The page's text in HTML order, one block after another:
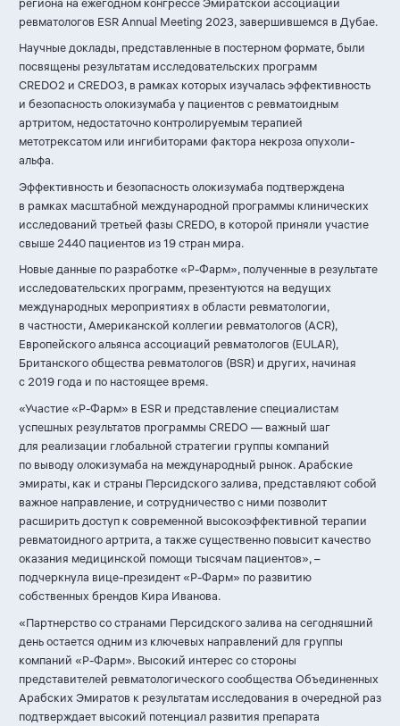
ревматологов ESR Annual Meeting 2023, завершившемся в Дубае.
Научные доклады, представленные в постерном формате, были
посвящены результатам исследовательских программ
CREDO2 и CREDO3, в рамках которых изучалась эффективность
и безопасность олокизумаба у пациентов с ревматоидным
артритом, недостаточно контролируемым терапией
метотрексатом или ингибиторами фактора некроза опухоли-
альфа.
Эффективность и безопасность олокизумаба подтверждена
в рамках масштабной международной программы клинических
исследований третьей фазы CREDO, в которой приняли участие
свыше 2440 пациентов из 19 стран мира.
Новые данные по разработке «Р-Фарм», полученные в результате
исследовательских программ, презентуются на ведущих
международных мероприятиях в области ревматологии,
в частности, Американской коллегии ревматологов (ACR),
Европейского альянса ассоциаций ревматологов (EULAR),
Британского общества ревматологов (BSR) и других, начиная
с 2019 года и по настоящее время.
«Участие «Р-Фарм» в ESR и представление специалистам
успешных результатов программы CREDO — важный шаг
для реализации глобальной стратегии группы компаний
по выводу олокизумаба на международный рынок. Арабские
эмираты, как и страны Персидского залива, представляют собой
важное направление, и сотрудничество с ними позволит
расширить доступ к современной высокоэффективной терапии
ревматоидного артрита, а также существенно повысит качество
оказания медицинской помощи тысячам пациентов», –
подчеркнула вице-президент «Р-Фарм» по развитию
собственных брендов Кира Иванова.
«Партнерство со странами Персидского залива на сегодняшний
день остается одним из ключевых направлений для группы
компаний «Р-Фарм». Высокий интерес со стороны
представителей ревматологического сообщества Объединенных
Арабских Эмиратов к результатам исследования в очередной раз
подтверждает высокий потенциал развития препарата